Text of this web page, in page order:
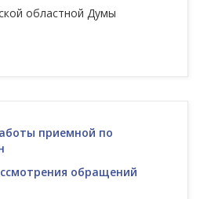
областной Думы
приемной по
обращений